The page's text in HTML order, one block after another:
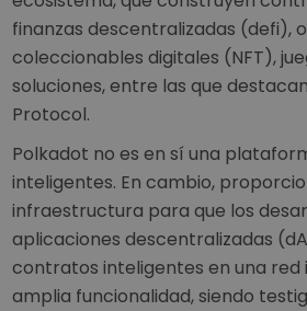
finanzas descentralizadas (defi),
coleccionables digitales (NFT),
soluciones, entre las que
Protocol.
Polkadot no es en sí una
inteligentes. En cambio,
infraestructura para que los
aplicaciones descentralizadas
contratos inteligentes en una
amplia funcionalidad, siendo